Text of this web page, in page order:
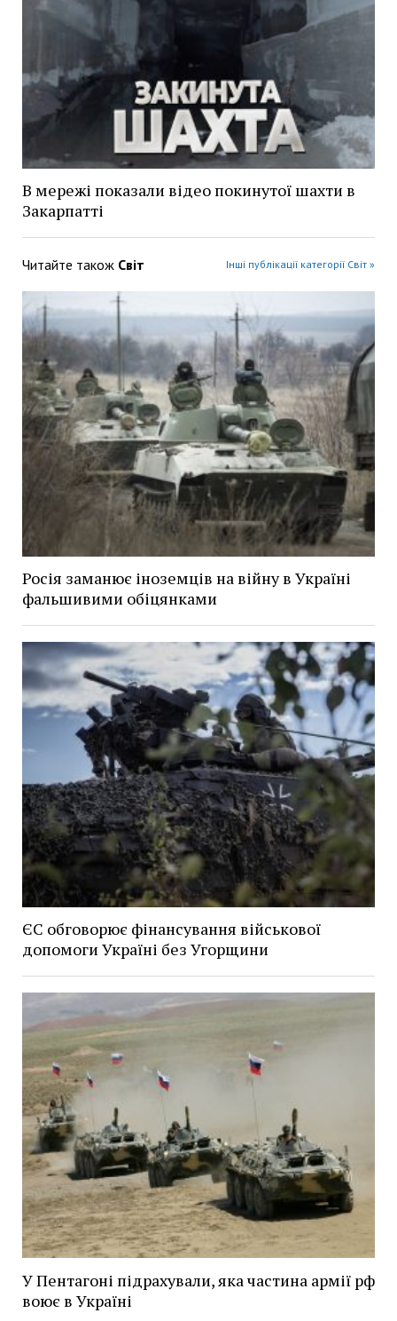
В мережі показали відео покинутої шахти в
Закарпатті
Читайте також Світ Інші публікації категорії Світ »
Росія заманює іноземців на війну в Україні
фальшивими обіцянками
ЄС обговорює фінансування військової
допомоги Україні без Угорщини
У Пентагоні підрахували, яка частина армії рф
воює в Україні